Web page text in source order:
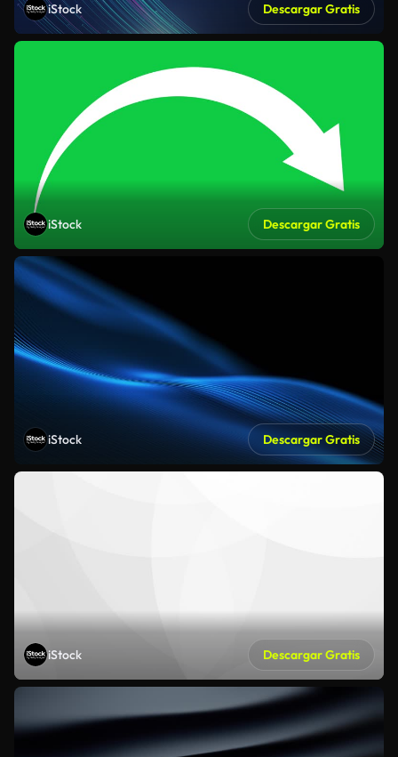
iStock Descargar Gratis
iStock Descargar Gratis
iStock Descargar Gratis
iStock Descargar Gratis